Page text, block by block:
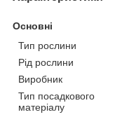
Основні
Тип рослини
Рід рослини
Виробник
Тип посадкового
матеріалу